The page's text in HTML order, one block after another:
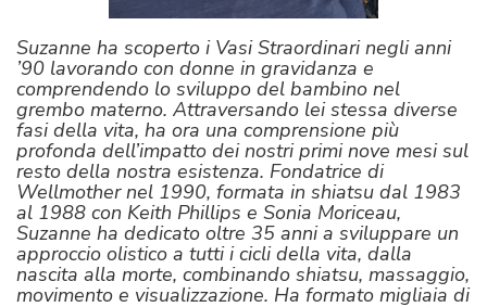
Suzanne ha scoperto i Vasi Straordinari negli anni
’90 lavorando con donne in gravidanza e
comprendendo lo sviluppo del bambino nel
grembo materno. Attraversando lei stessa diverse
fasi della vita, ha ora una comprensione più
profonda dell’impatto dei nostri primi nove mesi sul
resto della nostra esistenza. Fondatrice di
Wellmother nel 1990, formata in shiatsu dal 1983
al 1988 con Keith Phillips e Sonia Moriceau,
Suzanne ha dedicato oltre 35 anni a sviluppare un
approccio olistico a tutti i cicli della vita, dalla
nascita alla morte, combinando shiatsu, massaggio,
movimento e visualizzazione. Ha formato migliaia di